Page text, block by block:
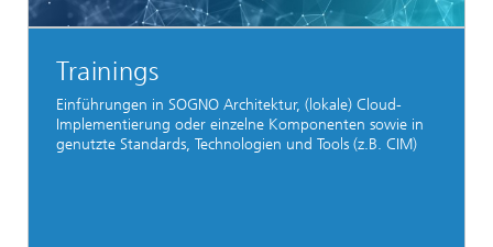
Trainings
Einführungen in SOGNO Architektur, (lokale) Cloud-
Implementierung oder einzelne Komponenten sowie in
genutzte Standards, Technologien und Tools (z.B. CIM)